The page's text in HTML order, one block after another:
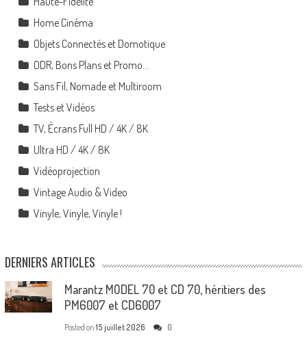
Home Cinéma
Objets Connectés et Domotique
ODR, Bons Plans et Promo…
Sans Fil, Nomade et Multiroom
Tests et Vidéos
TV, Écrans Full HD / 4K / 8K
Ultra HD / 4K / 8K
Vidéoprojection
Vintage Audio & Video
Vinyle, Vinyle, Vinyle !
DERNIERS ARTICLES
Marantz MODEL 70 et CD 70, héritiers des
PM6007 et CD6007
Posted on 15 juillet 2026 0